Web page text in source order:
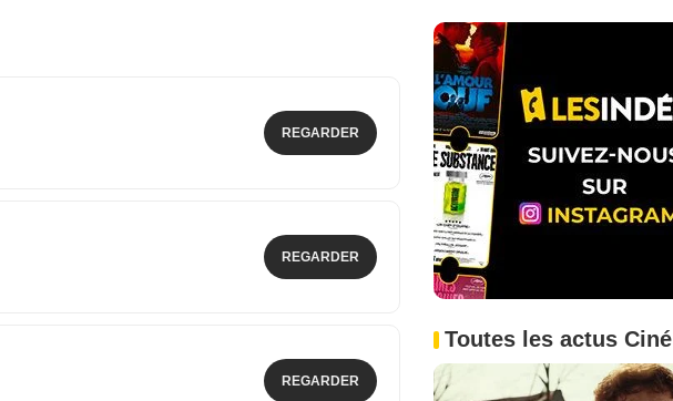
REGARDER
REGARDER
REGARDER
Toutes les actus Ciné